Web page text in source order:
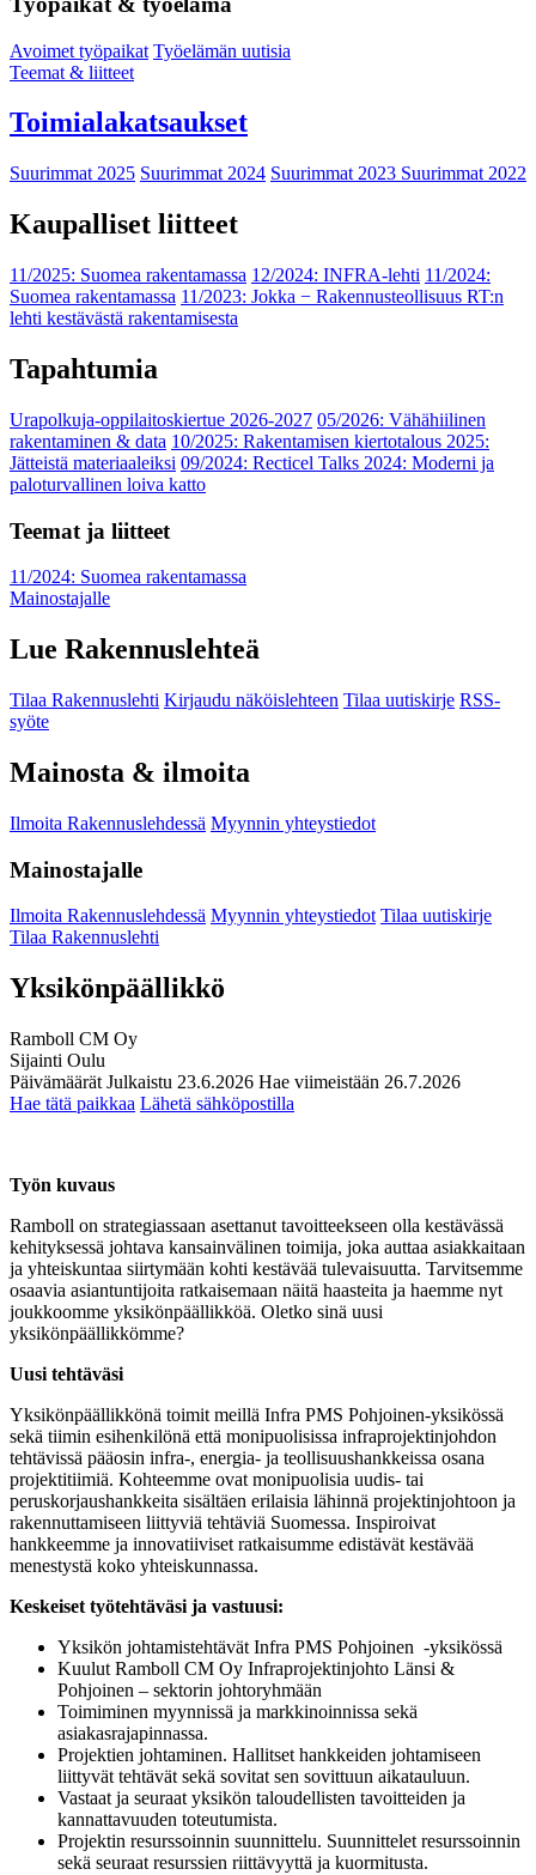
Avoimet työpaikat Työelämän uutisia
Teemat & liitteet
Toimialakatsaukset
Suurimmat 2025 Suurimmat 2024 Suurimmat 2023 Suurimmat 2022
Kaupalliset liitteet
11/2025: Suomea rakentamassa 12/2024: INFRA-lehti 11/2024:
Suomea rakentamassa 11/2023: Jokka − Rakennusteollisuus RT:n
lehti kestävästä rakentamisesta
Tapahtumia
Urapolkuja-oppilaitoskiertue 2026-2027 05/2026: Vähähiilinen
rakentaminen & data 10/2025: Rakentamisen kiertotalous 2025:
Jätteistä materiaaleiksi 09/2024: Recticel Talks 2024: Moderni ja
paloturvallinen loiva katto
Teemat ja liitteet
11/2024: Suomea rakentamassa
Mainostajalle
Lue Rakennuslehteä
Tilaa Rakennuslehti Kirjaudu näköislehteen Tilaa uutiskirje RSS-
syöte
Mainosta & ilmoita
Ilmoita Rakennuslehdessä Myynnin yhteystiedot
Mainostajalle
Ilmoita Rakennuslehdessä Myynnin yhteystiedot Tilaa uutiskirje
Tilaa Rakennuslehti
Yksikönpäällikkö
Ramboll CM Oy
Sijainti Oulu
Päivämäärät Julkaistu 23.6.2026 Hae viimeistään 26.7.2026
Hae tätä paikkaa Lähetä sähköpostilla
Työn kuvaus
Ramboll on strategiassaan asettanut tavoitteekseen olla kestävässä
kehityksessä johtava kansainvälinen toimija, joka auttaa asiakkaitaan
ja yhteiskuntaa siirtymään kohti kestävää tulevaisuutta. Tarvitsemme
osaavia asiantuntijoita ratkaisemaan näitä haasteita ja haemme nyt
joukkoomme yksikönpäällikköä. Oletko sinä uusi
yksikönpäällikkömme?
Uusi tehtäväsi
Yksikönpäällikkönä toimit meillä Infra PMS Pohjoinen-yksikössä
sekä tiimin esihenkilönä että monipuolisissa infraprojektinjohdon
tehtävissä pääosin infra-, energia- ja teollisuushankkeissa osana
projektitiimiä. Kohteemme ovat monipuolisia uudis- tai
peruskorjaushankkeita sisältäen erilaisia lähinnä projektinjohtoon ja
rakennuttamiseen liittyviä tehtäviä Suomessa. Inspiroivat
hankkeemme ja innovatiiviset ratkaisumme edistävät kestävää
menestystä koko yhteiskunnassa.
Keskeiset työtehtäväsi ja vastuusi:
Yksikön johtamistehtävät Infra PMS Pohjoinen -yksikössä
Kuulut Ramboll CM Oy Infraprojektinjohto Länsi &
Pohjoinen – sektorin johtoryhmään
Toimiminen myynnissä ja markkinoinnissa sekä
asiakasrajapinnassa.
Projektien johtaminen. Hallitset hankkeiden johtamiseen
liittyvät tehtävät sekä sovitat sen sovittuun aikatauluun.
Vastaat ja seuraat yksikön taloudellisten tavoitteiden ja
kannattavuuden toteutumista.
Projektin resurssoinnin suunnittelu. Suunnittelet resurssoinnin
sekä seuraat resurssien riittävyyttä ja kuormitusta.